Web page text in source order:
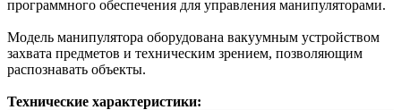
программного обеспечения для управления манипуляторами.
Модель манипулятора оборудована вакуумным устройством
захвата предметов и техническим зрением, позволяющим
распознавать объекты.
Технические характеристики: